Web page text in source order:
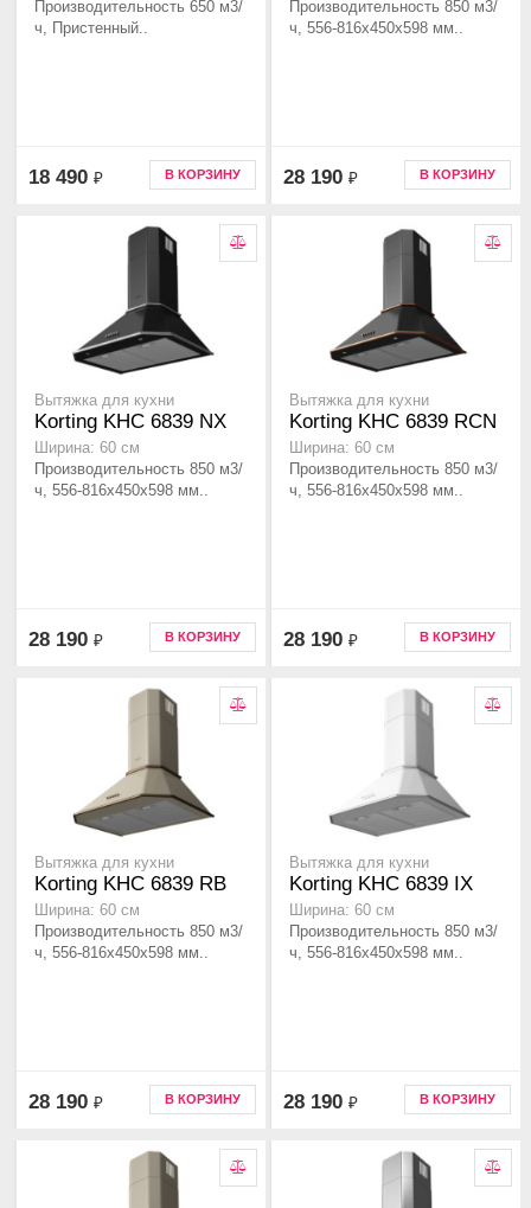
Производительность 650 м3/
ч, Пристенный..
18 490 ₽ В КОРЗИНУ
Производительность 850 м3/
ч, 556-816x450x598 мм..
28 190 ₽ В КОРЗИНУ
Вытяжка для кухни
Korting KHC 6839 NX
Ширина: 60 см
Производительность 850 м3/
ч, 556-816x450x598 мм..
28 190 ₽ В КОРЗИНУ
Вытяжка для кухни
Korting KHC 6839 RCN
Ширина: 60 см
Производительность 850 м3/
ч, 556-816x450x598 мм..
28 190 ₽ В КОРЗИНУ
Вытяжка для кухни
Korting KHC 6839 RB
Ширина: 60 см
Производительность 850 м3/
ч, 556-816x450x598 мм..
28 190 ₽ В КОРЗИНУ
Вытяжка для кухни
Korting KHC 6839 IX
Ширина: 60 см
Производительность 850 м3/
ч, 556-816x450x598 мм..
28 190 ₽ В КОРЗИНУ